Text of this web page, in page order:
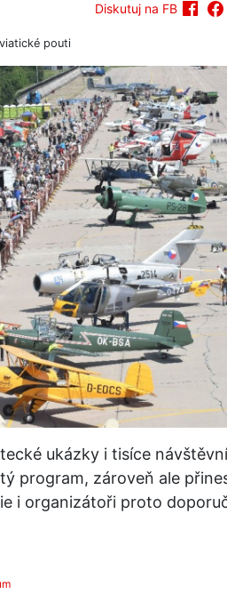
Diskutuj na FB
pouti
ukázky i tisíce
program, zároveň ale
i organizátoři proto